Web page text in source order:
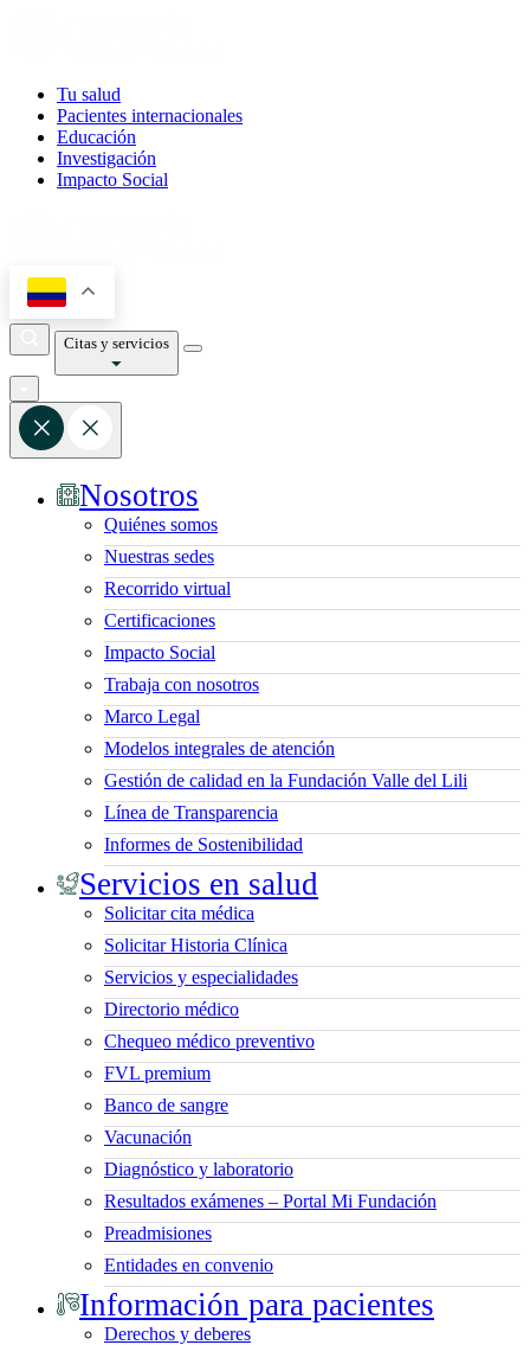
Tu salud
Pacientes internacionales
Educación
Investigación
Impacto Social
Citas y servicios
Nosotros
Quiénes somos
Nuestras sedes
Recorrido virtual
Certificaciones
Impacto Social
Trabaja con nosotros
Marco Legal
Modelos integrales de atención
Gestión de calidad en la Fundación Valle del Lili
Línea de Transparencia
Informes de Sostenibilidad
Servicios en salud
Solicitar cita médica
Solicitar Historia Clínica
Servicios y especialidades
Directorio médico
Chequeo médico preventivo
FVL premium
Banco de sangre
Vacunación
Diagnóstico y laboratorio
Resultados exámenes – Portal Mi Fundación
Preadmisiones
Entidades en convenio
Información para pacientes
Derechos y deberes